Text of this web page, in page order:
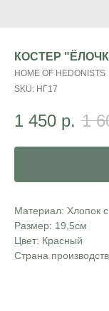
КОСТЕР
HOME OF HEDONISTS
SKU: НГ17
1 450 р. 1
Материал: Хлопок с
Размер: 19,5см
Цвет: Красный
Страна